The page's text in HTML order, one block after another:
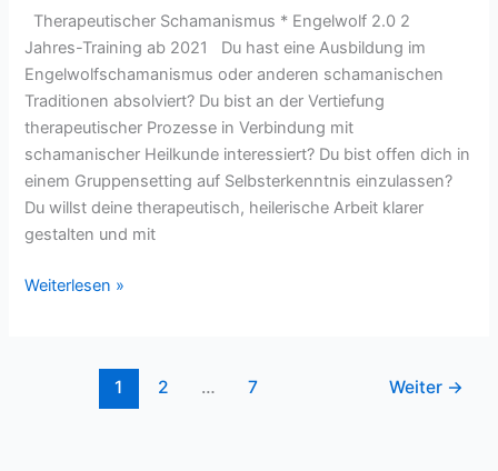
Therapeutischer Schamanismus * Engelwolf 2.0 2
Jahres-Training ab 2021 Du hast eine Ausbildung im
Engelwolfschamanismus oder anderen schamanischen
Traditionen absolviert? Du bist an der Vertiefung
therapeutischer Prozesse in Verbindung mit
schamanischer Heilkunde interessiert? Du bist offen dich in
einem Gruppensetting auf Selbsterkenntnis einzulassen?
Du willst deine therapeutisch, heilerische Arbeit klarer
gestalten und mit
Weiterlesen »
1 2 … 7 Weiter →